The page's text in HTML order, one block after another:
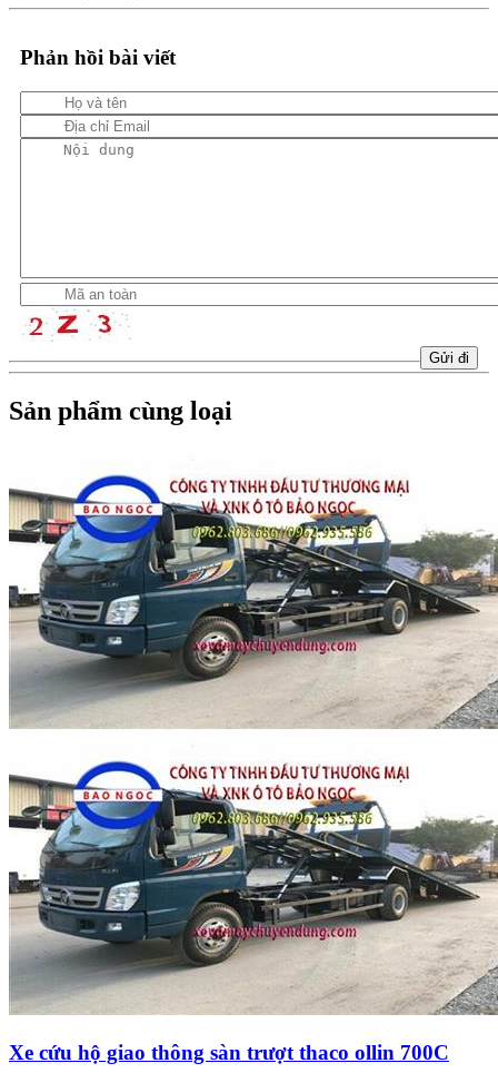
Phản hồi bài viết
Sản phẩm cùng loại
Xe cứu hộ giao thông sàn trượt thaco ollin 700C